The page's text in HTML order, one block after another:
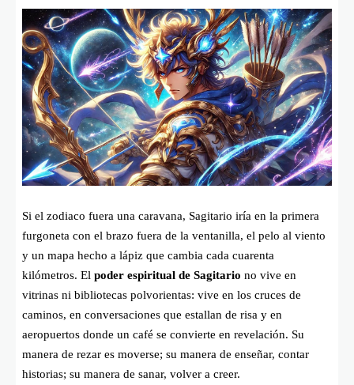
Si el zodiaco fuera una caravana, Sagitario iría en la primera
furgoneta con el brazo fuera de la ventanilla, el pelo al viento
y un mapa hecho a lápiz que cambia cada cuarenta
kilómetros. El poder espiritual de Sagitario no vive en
vitrinas ni bibliotecas polvorientas: vive en los cruces de
caminos, en conversaciones que estallan de risa y en
aeropuertos donde un café se convierte en revelación. Su
manera de rezar es moverse; su manera de enseñar, contar
historias; su manera de sanar, volver a creer.